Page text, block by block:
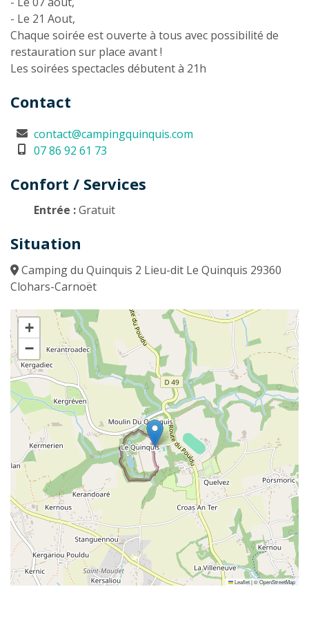
- Le 21 Aout,
Chaque soirée est ouverte à tous avec possibilité de
restauration sur place avant !
Les soirées spectacles débutent à 21h
Contact
contact@campingquinquis.com
07 86 92 61 73
Confort / Services
Entrée :Gratuit
Situation
Camping du Quinquis 2 Lieu-dit Le Quinquis 29360
Clohars-Carnoët
+
−
Leaflet|©OpenStreetMap